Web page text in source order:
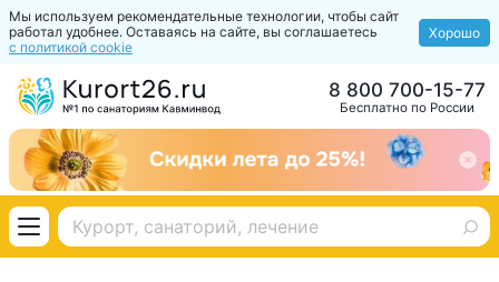
Мы используем рекомендательные технологии, чтобы сайт
работал удобнее. Оставаясь на сайте, вы соглашаетесь
с политикой cookie
Хорошо
Бесплатно по России
8 800 700-15-77